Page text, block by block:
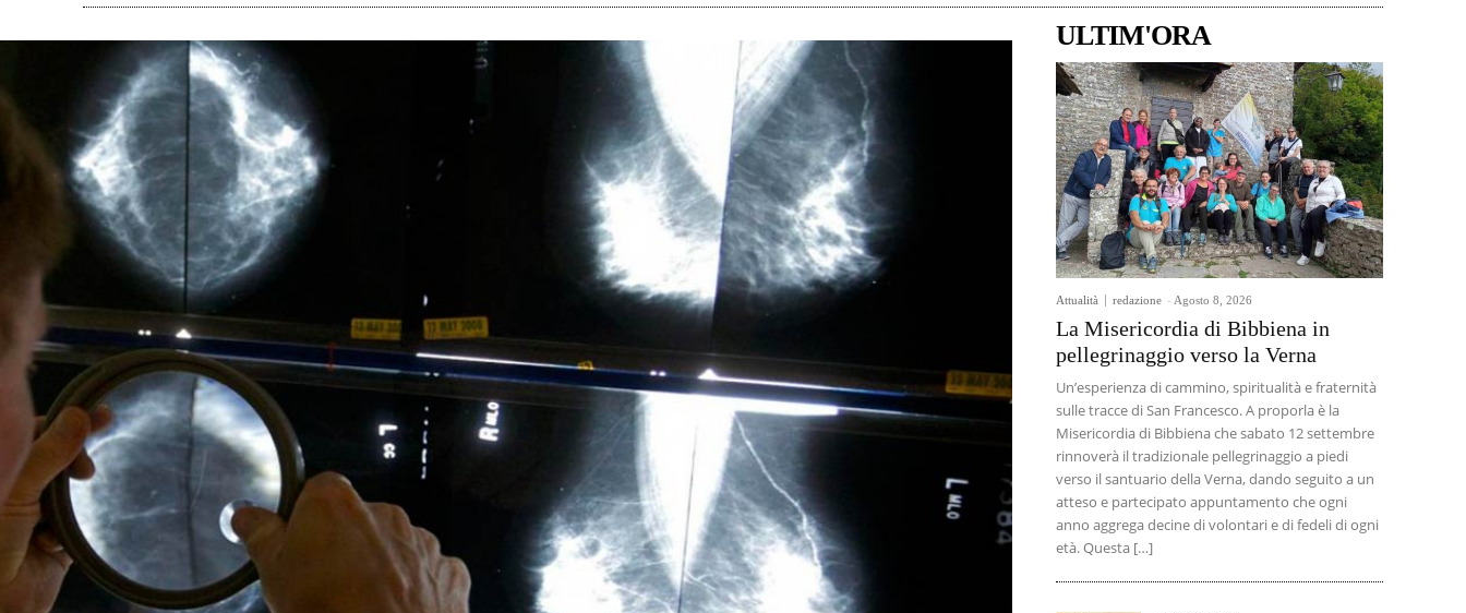
ULTIM'ORA
Attualità redazione - Agosto 8, 2026
La Misericordia di Bibbiena in
pellegrinaggio verso la Verna
Un’esperienza di cammino, spiritualità e fraternità
sulle tracce di San Francesco. A proporla è la
Misericordia di Bibbiena che sabato 12 settembre
rinnoverà il tradizionale pellegrinaggio a piedi
verso il santuario della Verna, dando seguito a un
atteso e partecipato appuntamento che ogni
anno aggrega decine di volontari e di fedeli di ogni
età. Questa […]